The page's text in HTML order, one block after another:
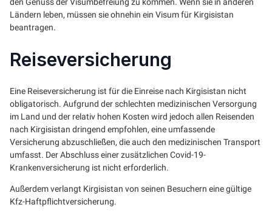
Ländern leben, müssen sie ohnehin ein Visum für Kirgisistan
beantragen.
Reiseversicherung
Eine Reiseversicherung ist für die Einreise nach Kirgisistan nicht
obligatorisch. Aufgrund der schlechten medizinischen Versorgung
im Land und der relativ hohen Kosten wird jedoch allen Reisenden
nach Kirgisistan dringend empfohlen, eine umfassende
Versicherung abzuschließen, die auch den medizinischen Transport
umfasst. Der Abschluss einer zusätzlichen Covid-19-
Krankenversicherung ist nicht erforderlich.
Außerdem verlangt Kirgisistan von seinen Besuchern eine gültige
Kfz-Haftpflichtversicherung.